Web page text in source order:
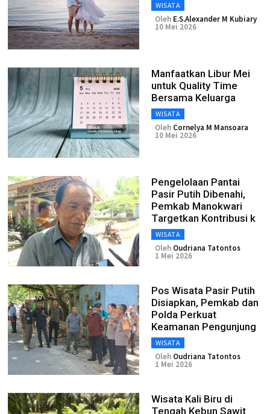
WISATA
Oleh E.S.Alexander M Kubiary
10 Mei 2026
Manfaatkan Libur Mei
untuk Quality Time
Bersama Keluarga
WISATA
Oleh Cornelya M Mansoara
10 Mei 2026
Pengelolaan Pantai
Pasir Putih Dibenahi,
Pemkab Manokwari
Targetkan Kontribusi k
WISATA
Oleh Oudriana Tatontos
1 Mei 2026
Pos Wisata Pasir Putih
Disiapkan, Pemkab dan
Polda Perkuat
Keamanan Pengunjung
WISATA
Oleh Oudriana Tatontos
1 Mei 2026
Wisata Kali Biru di
Tengah Kebun Sawit